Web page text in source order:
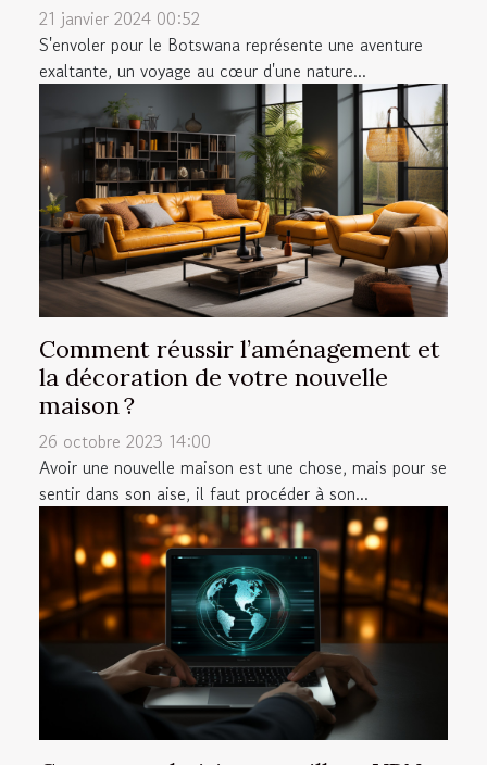
21 janvier 2024 00:52
S'envoler pour le Botswana représente une aventure
exaltante, un voyage au cœur d'une nature...
Comment réussir l’aménagement et
la décoration de votre nouvelle
maison ?
26 octobre 2023 14:00
Avoir une nouvelle maison est une chose, mais pour se
sentir dans son aise, il faut procéder à son...